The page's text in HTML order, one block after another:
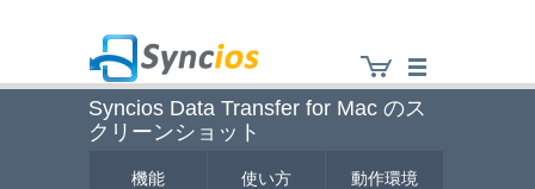
Syncios
Syncios Data Transfer for Mac のス
クリーンショット
機能 使い方 動作環境